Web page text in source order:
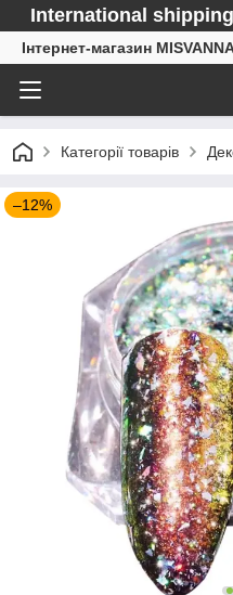
International
Інтернет-магазин
Категорії товарів
–12%